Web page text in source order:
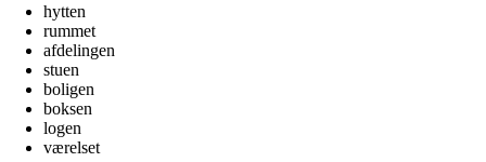
hytten
rummet
afdelingen
stuen
boligen
boksen
logen
værelset